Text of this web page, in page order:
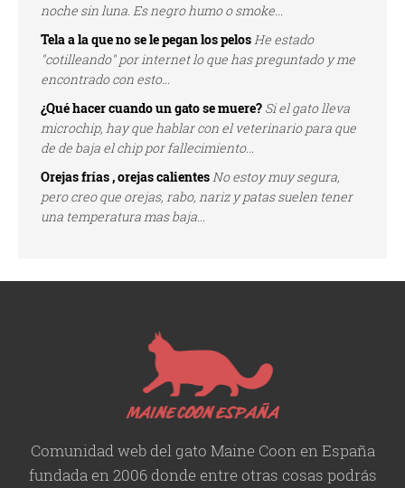
noche sin luna. Es negro humo o smoke...
Tela a la que no se le pegan los pelosHe estado
"cotilleando" por internet lo que has preguntado y me
encontrado con esto...
¿Qué hacer cuando un gato se muere? Si el gato lleva
microchip, hay que hablar con el veterinario para que
de de baja el chip por fallecimiento...
Orejas frías , orejas calientesNo estoy muy segura,
pero creo que orejas, rabo, nariz y patas suelen tener
una temperatura mas baja...
Comunidad web del gato Maine Coon en España
fundada en 2006 donde entre otras cosas podrás